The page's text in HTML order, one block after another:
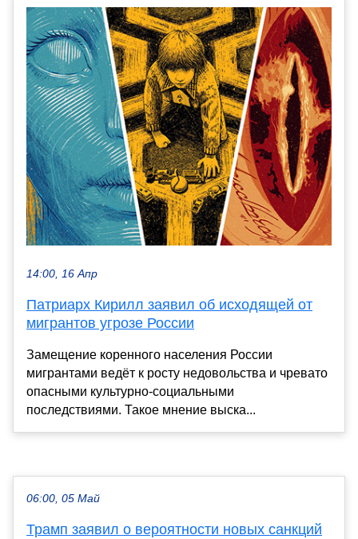
14:00, 16 Апр
Патриарх Кирилл заявил об исходящей от
мигрантов угрозе России
Замещение коренного населения России
мигрантами ведёт к росту недовольства и чревато
опасными культурно-социальными
последствиями. Такое мнение выска...
06:00, 05 Май
Трамп заявил о вероятности новых санкций